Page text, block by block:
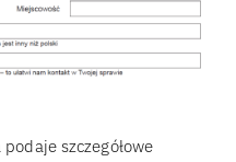
szczegółowe